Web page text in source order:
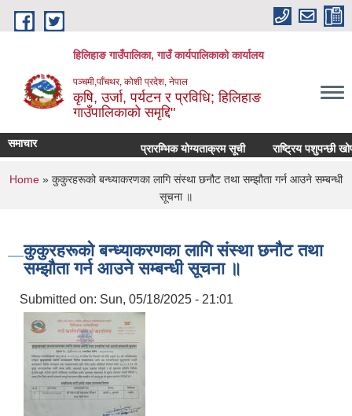
Skip to main content
हिलिहाङ गाउँपालिका, गाउँ कार्यपालिकाको कार्यालय
पञ्चमी,पाँचथर, कोशी प्रदेश, नेपाल
कृषि, उर्जा, पर्यटन र प्रविधि; हिलिहाङ
गाउँपालिकाको समृद्दि"
समाचार प्रारम्भिक योग्यताक्रम सूची राष्ट्रिय पशुपन्छी
You are here
Home » कुकुरहरूको बन्ध्याकरणका लागि संस्था छनौट तथा सम्झौता गर्न आउने सम्बन्धी
सूचना ॥
कुकुरहरूको बन्ध्याकरणका लागि संस्था छनौट तथा
सम्झौता गर्न आउने सम्बन्धी सूचना ॥
Submitted on: Sun, 05/18/2025 - 21:01